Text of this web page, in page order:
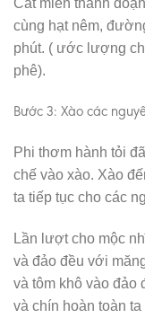
cùng hạt nêm,
phút. ( ước lượng
phê).
Bước 3: Xào các
Phi thơm hành tỏi
chế vào xào. Xào
ta tiếp tục cho các
Lần lượt cho mộc
và đảo đều với
và tôm khô vào đảo
và chín hoàn toàn ta